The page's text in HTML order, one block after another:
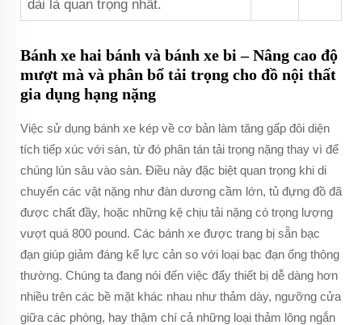
dài là quan trọng nhất.
Bánh xe hai bánh và bánh xe bi – Nâng cao độ
mượt mà và phân bổ tải trọng cho đồ nội thất
gia dụng hạng nặng
Việc sử dụng bánh xe kép về cơ bản làm tăng gấp đôi diện
tích tiếp xúc với sàn, từ đó phân tán tải trọng nặng thay vì để
chúng lún sâu vào sàn. Điều này đặc biệt quan trọng khi di
chuyển các vật nặng như đàn dương cầm lớn, tủ đựng đồ đã
được chất đầy, hoặc những kệ chịu tải nặng có trọng lượng
vượt quá 800 pound. Các bánh xe được trang bị sẵn bạc
đạn giúp giảm đáng kể lực cản so với loại bạc đạn ống thông
thường. Chúng ta đang nói đến việc đẩy thiết bị dễ dàng hơn
nhiều trên các bề mặt khác nhau như thảm dày, ngưỡng cửa
giữa các phòng, hay thậm chí cả những loại thảm lông ngắn